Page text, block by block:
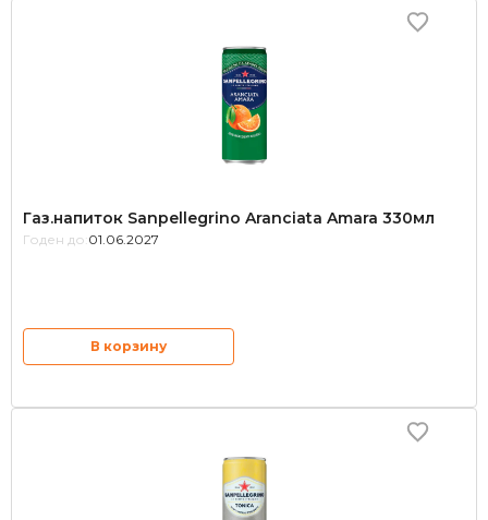
Газ.напиток Sanpellegrino Aranciata Amara 330мл
Годен до: 01.06.2027
В корзину